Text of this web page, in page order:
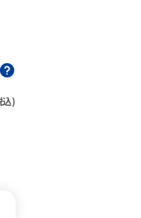
込)